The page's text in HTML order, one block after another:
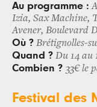
Au programme :
Izia, Sax Machine,
Avener, Boulevard
Où ? Brétignolles-
Quand ? Du 14 au
Combien ? 33€ le
Festival des